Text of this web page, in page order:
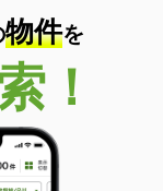
物件を
！